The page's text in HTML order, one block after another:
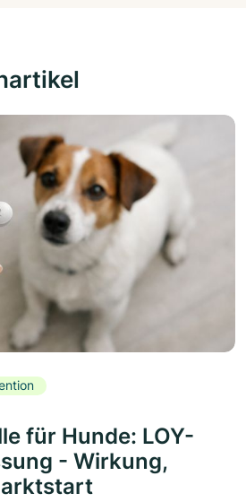
für Hunde: LOY-
- Wirkung,